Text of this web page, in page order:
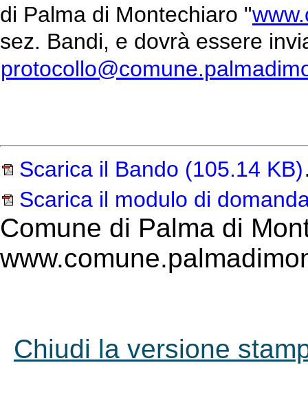
di Palma di Montechiaro "
sez. Bandi, e dovrà essere
Scarica il Bando (105.14 KB)
Scarica il modulo di
Comune di Palma di
Chiudi la versione